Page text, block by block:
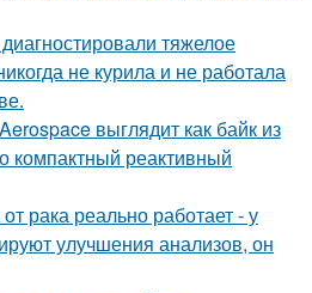
тяжелое
не курила и не работала
выглядит как байк из
компактный реактивный
рака реально работает - у
улучшения анализов, он